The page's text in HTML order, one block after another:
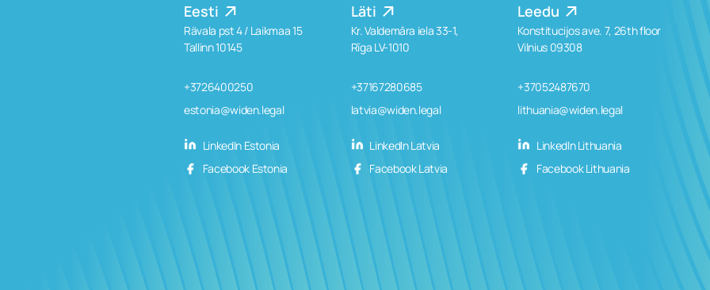
Eesti
Rävala pst 4 / Laikmaa 15
Tallinn 10145
+3726400250
estonia@widen.legal
LinkedIn Estonia
Facebook Estonia
Läti
Kr. Valdemāra iela 33-1,
Rīga LV-1010
+37167280685
latvia@widen.legal
LinkedIn Latvia
Facebook Latvia
Leedu
Konstitucijos ave. 7, 26th floor
Vilnius 09308
+37052487670
lithuania@widen.legal
LinkedIn Lithuania
Facebook Lithuania